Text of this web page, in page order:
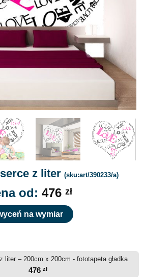
z liter (sku:art/390233/a)
od: 476 zł
na wymiar
liter – 200cm x 200cm - fototapeta gładka
476 zł